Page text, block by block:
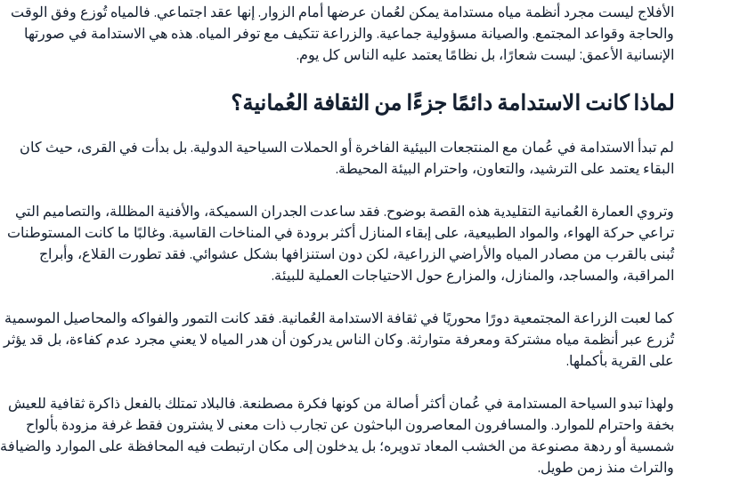
الأفلاج ليست مجرد أنظمة مياه مستدامة يمكن لعُمان عرضها أمام الزوار. إنها عقد اجتماعي. فالمياه تُوزع وفق الوقت
والحاجة وقواعد المجتمع. والصيانة مسؤولية جماعية. والزراعة تتكيف مع توفر المياه. هذه هي الاستدامة في صورتها
الإنسانية الأعمق: ليست شعارًا، بل نظامًا يعتمد عليه الناس كل يوم.
لماذا كانت الاستدامة دائمًا جزءًا من الثقافة العُمانية؟
لم تبدأ الاستدامة في عُمان مع المنتجعات البيئية الفاخرة أو الحملات السياحية الدولية. بل بدأت في القرى، حيث كان
البقاء يعتمد على الترشيد، والتعاون، واحترام البيئة المحيطة.
وتروي العمارة العُمانية التقليدية هذه القصة بوضوح. فقد ساعدت الجدران السميكة، والأفنية المظللة، والتصاميم التي
تراعي حركة الهواء، والمواد الطبيعية، على إبقاء المنازل أكثر برودة في المناخات القاسية. وغالبًا ما كانت المستوطنات
تُبنى بالقرب من مصادر المياه والأراضي الزراعية، لكن دون استنزافها بشكل عشوائي. فقد تطورت القلاع، وأبراج
المراقبة، والمساجد، والمنازل، والمزارع حول الاحتياجات العملية للبيئة.
كما لعبت الزراعة المجتمعية دورًا محوريًا في ثقافة الاستدامة العُمانية. فقد كانت التمور والفواكه والمحاصيل الموسمية
تُزرع عبر أنظمة مياه مشتركة ومعرفة متوارثة. وكان الناس يدركون أن هدر المياه لا يعني مجرد عدم كفاءة، بل قد يؤثر
على القرية بأكملها.
ولهذا تبدو السياحة المستدامة في عُمان أكثر أصالة من كونها فكرة مصطنعة. فالبلاد تمتلك بالفعل ذاكرة ثقافية للعيش
بخفة واحترام للموارد. والمسافرون المعاصرون الباحثون عن تجارب ذات معنى لا يشترون فقط غرفة مزودة بألواح
شمسية أو ردهة مصنوعة من الخشب المعاد تدويره؛ بل يدخلون إلى مكان ارتبطت فيه المحافظة على الموارد والضيافة
والتراث منذ زمن طويل.